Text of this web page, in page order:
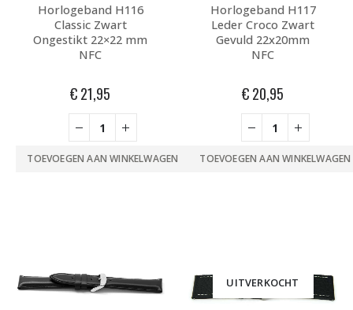
Horlogeband H116
Classic Zwart
Ongestikt 22×22 mm
NFC
€21,95
TOEVOEGEN AAN WINKELWAGEN
Horlogeband H117
Leder Croco Zwart
Gevuld 22x20mm
NFC
€20,95
TOEVOEGEN AAN WINKELWAGEN
UITVERKOCHT